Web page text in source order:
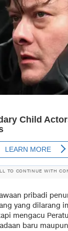
TO CONTINUE WITH
pribadi
yang dilarang
mengacu
baru